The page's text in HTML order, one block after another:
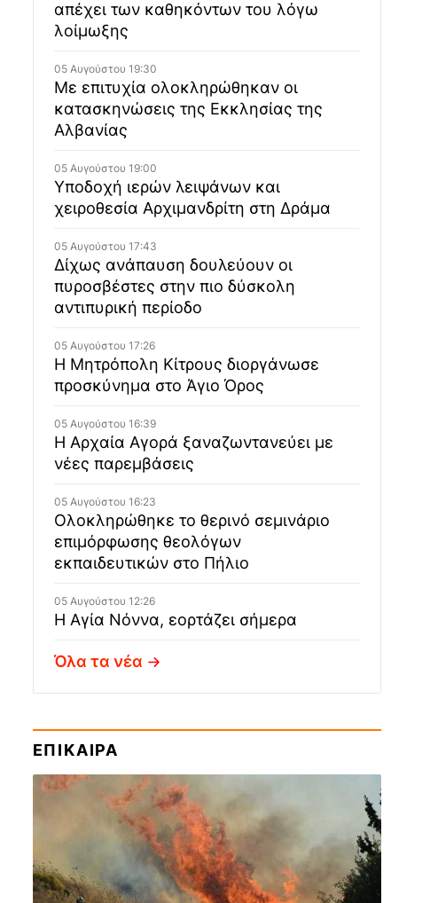
απέχει των καθηκόντων του λόγω
λοίμωξης
05 Αυγούστου 19:30
Με επιτυχία ολοκληρώθηκαν οι
κατασκηνώσεις της Εκκλησίας της
Αλβανίας
05 Αυγούστου 19:00
Υποδοχή ιερών λειψάνων και
χειροθεσία Αρχιμανδρίτη στη Δράμα
05 Αυγούστου 17:43
Δίχως ανάπαυση δουλεύουν οι
πυροσβέστες στην πιο δύσκολη
αντιπυρική περίοδο
05 Αυγούστου 17:26
Η Μητρόπολη Κίτρους διοργάνωσε
προσκύνημα στο Άγιο Όρος
05 Αυγούστου 16:39
Η Αρχαία Αγορά ξαναζωντανεύει με
νέες παρεμβάσεις
05 Αυγούστου 16:23
Ολοκληρώθηκε το θερινό σεμινάριο
επιμόρφωσης θεολόγων
εκπαιδευτικών στο Πήλιο
05 Αυγούστου 12:26
Η Αγία Νόννα, εορτάζει σήμερα
Όλα τα νέα
ΕΠΙΚΑΙΡΑ